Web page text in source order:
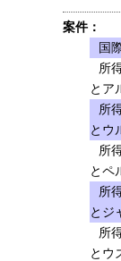
案件：
国
所
とア
所
とウ
所
とペ
所
とジ
所
とウ